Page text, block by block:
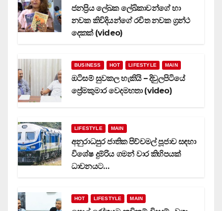
ජනප්‍රිය ලේඛක ලේඛිකාවන්ගේ හා
නවක කිවිදියන්ගේ රචිත නවක ග්‍රන්ථ
දෙකක් (video)
BUSINESS HOT LIFESTYLE MAIN
ඔටිසම් සුවකල හැකියි – දිවුලපිටියේ
ප්‍රේමකුමාර වෙදමහතා (video)
LIFESTYLE MAIN
අනුරාධපුර ජාතික පිච්චමල් පූජාව සඳහා
විශේෂ දුම්රිය ගමන් වාර කිහිපයක්
ධාවනයට…
HOT LIFESTYLE MAIN